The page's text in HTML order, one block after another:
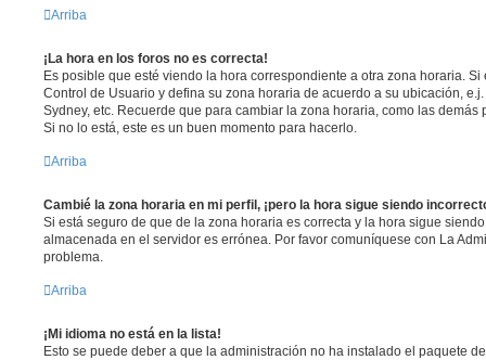
Arriba
¡La hora en los foros no es correcta!
Es posible que esté viendo la hora correspondiente a otra zona horaria.
Control de Usuario y defina su zona horaria de acuerdo a su ubicación,
Sydney, etc. Recuerde que para cambiar la zona horaria, como las demás
Si no lo está, este es un buen momento para hacerlo.
Arriba
Cambié la zona horaria en mi perfil, ¡pero la hora sigue siendo
Si está seguro de que de la zona horaria es correcta y la hora sigue
almacenada en el servidor es errónea. Por favor comuníquese con La
problema.
Arriba
¡Mi idioma no está en la lista!
Esto se puede deber a que la administración no ha instalado el paquete